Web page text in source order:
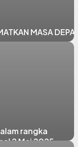
MASA
rangka
2 Mei 2025